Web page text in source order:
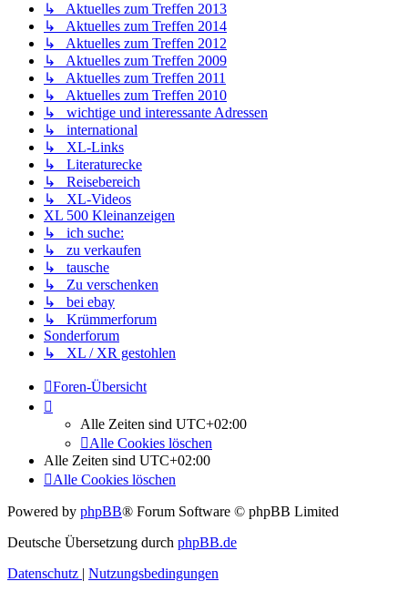
↳ Aktuelles zum Treffen 2013
↳ Aktuelles zum Treffen 2014
↳ Aktuelles zum Treffen 2012
↳ Aktuelles zum Treffen 2009
↳ Aktuelles zum Treffen 2011
↳ Aktuelles zum Treffen 2010
↳ wichtige und interessante Adressen
↳ international
↳ XL-Links
↳ Literaturecke
↳ Reisebereich
↳ XL-Videos
XL 500 Kleinanzeigen
↳ ich suche:
↳ zu verkaufen
↳ tausche
↳ Zu verschenken
↳ bei ebay
↳ Krümmerforum
Sonderforum
↳ XL / XR gestohlen
Foren-Übersicht
Alle Zeiten sind UTC+02:00
Alle Cookies löschen
Alle Zeiten sind UTC+02:00
Alle Cookies löschen
Powered by phpBB® Forum Software © phpBB Limited
Deutsche Übersetzung durch phpBB.de
Datenschutz | Nutzungsbedingungen